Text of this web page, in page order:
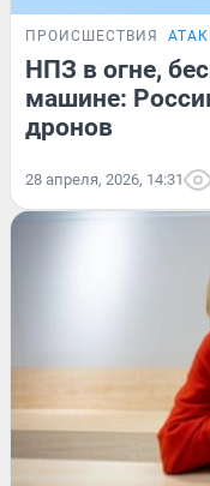
ПРОИСШЕСТВИЯ
НПЗ в огне,
машине:
дронов
28 апреля, 2026, 14:31